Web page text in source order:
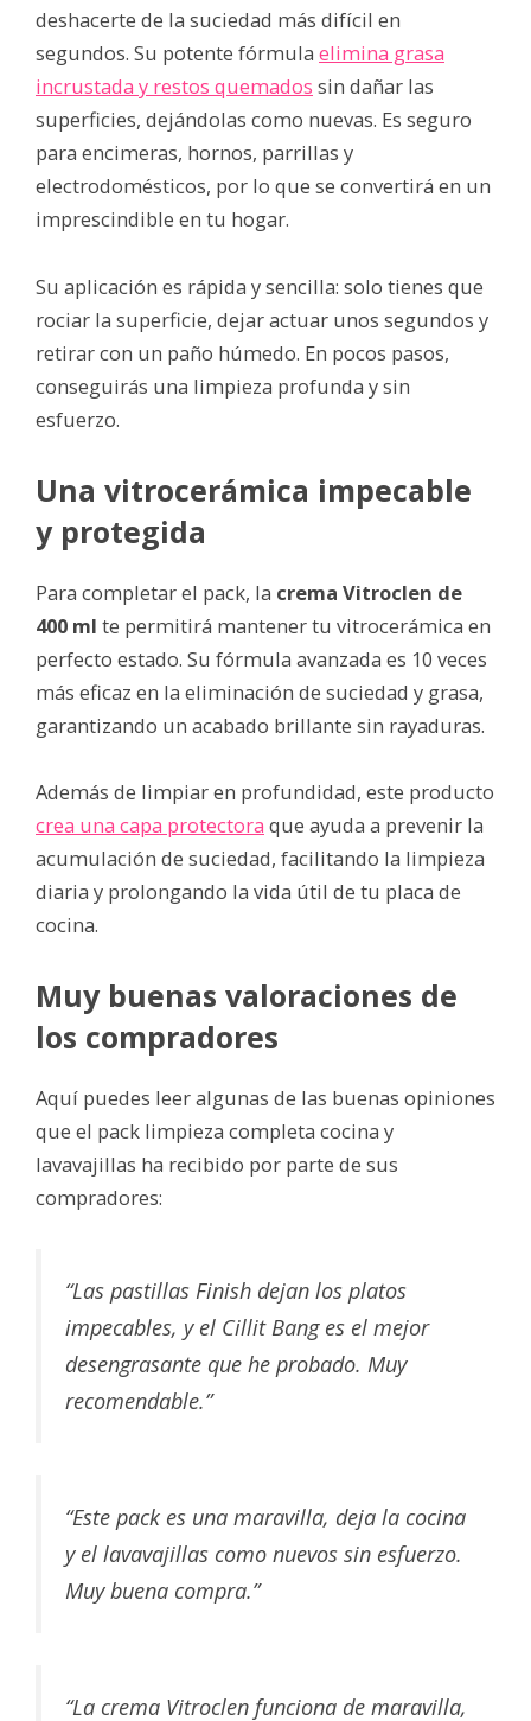
deshacerte de la suciedad más difícil en
segundos. Su potente fórmula elimina grasa
incrustada y restos quemados sin dañar las
superficies, dejándolas como nuevas. Es seguro
para encimeras, hornos, parrillas y
electrodomésticos, por lo que se convertirá en un
imprescindible en tu hogar.
Su aplicación es rápida y sencilla: solo tienes que
rociar la superficie, dejar actuar unos segundos y
retirar con un paño húmedo. En pocos pasos,
conseguirás una limpieza profunda y sin
esfuerzo.
Una vitrocerámica impecable
y protegida
Para completar el pack, la crema Vitroclen de
400 ml te permitirá mantener tu vitrocerámica en
perfecto estado. Su fórmula avanzada es 10 veces
más eficaz en la eliminación de suciedad y grasa,
garantizando un acabado brillante sin rayaduras.
Además de limpiar en profundidad, este producto
crea una capa protectora que ayuda a prevenir la
acumulación de suciedad, facilitando la limpieza
diaria y prolongando la vida útil de tu placa de
cocina.
Muy buenas valoraciones de
los compradores
Aquí puedes leer algunas de las buenas opiniones
que el pack limpieza completa cocina y
lavavajillas ha recibido por parte de sus
compradores:
“Las pastillas Finish dejan los platos
impecables, y el Cillit Bang es el mejor
desengrasante que he probado. Muy
recomendable.”
“Este pack es una maravilla, deja la cocina
y el lavavajillas como nuevos sin esfuerzo.
Muy buena compra.”
“La crema Vitroclen funciona de maravilla,